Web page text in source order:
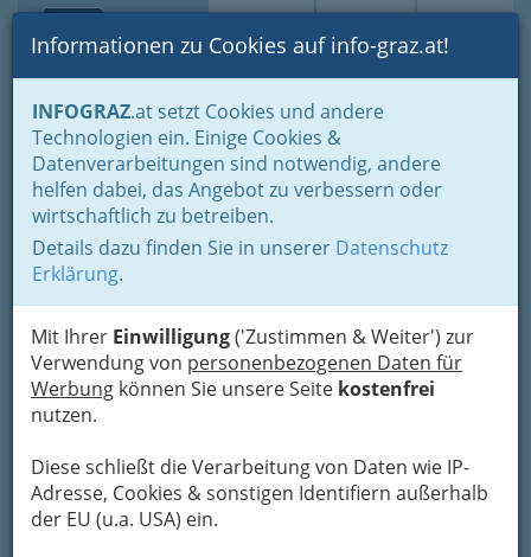
Suche Login Toggle
Informationen zu Cookies auf info-graz.at!
INFOGRAZ.at setzt Cookies und andere
Technologien ein. Einige Cookies &
Datenverarbeitungen sind notwendig, andere
helfen dabei, das Angebot zu verbessern oder
wirtschaftlich zu betreiben.
Details dazu finden Sie in unserer Datenschutz
Erklärung.
Mit Ihrer Einwilligung('Zustimmen & Weiter') zur
Verwendung von personenbezogenen Daten für
Werbung können Sie unsere Seite kostenfrei
nutzen.
Diese schließt die Verarbeitung von Daten wie IP-
Adresse, Cookies & sonstigen Identifiern außerhalb
der EU (u.a. USA) ein.
Home Gastronomie
Unterkünfte, Beherbergung
Gliederung nach Qualität - Sterne lügen nicht (oft) :)
Kirchenwirt Josef Pfeifer e.U.
- Best Western Hotel Pfeifer
Kirchplatz 9, 8044 Graz
+43 316 391 112
+43 316 391 112 - 49
Gutschein
81 Punkte, 1 Gabel, Kategorie: Klassisch/
Traditionell
Karte